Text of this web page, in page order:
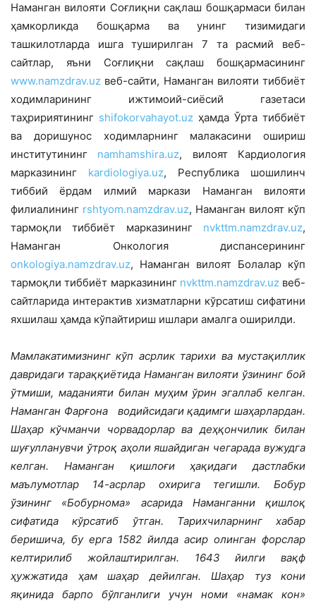
Наманган вилояти Соғлиқни сақлаш бошқармаси билан
ҳамкорликда бошқарма ва унинг тизимидаги
ташкилотларда ишга туширилган 7 та расмий веб-
сайтлар, яъни Соғлиқни сақлаш бошқармасининг
www.namzdrav.uz веб-сайти, Наманган вилояти тиббиёт
ходимларининг ижтимоий-сиёсий газетаси
таҳририятининг shifokorvahayot.uz ҳамда Ўрта тиббиёт
ва доришунос ходимларнинг малакасини ошириш
институтининг namhamshira.uz, вилоят Кардиология
марказининг kardiologiya.uz, Республика шошилинч
тиббий ёрдам илмий маркази Наманган вилояти
филиалининг rshtyom.namzdrav.uz, Наманган вилоят кўп
тармоқли тиббиёт марказининг nvkttm.namzdrav.uz,
Наманган Онкология диспансерининг
onkologiya.namzdrav.uz, Наманган вилоят Болалар кўп
тармоқли тиббиёт марказининг nvkttm.namzdrav.uzвеб-
сайтларида интерактив хизматларни кўрсатиш сифатини
яхшилаш ҳамда кўпайтириш ишлари амалга оширилди.
Мамлакатимизнинг кўп асрлик тарихи ва мустақиллик
давридаги тараққиётида Наманган вилояти ўзининг бой
ўтмиши, маданияти билан муҳим ўрин эгаллаб келган.
Наманган Фарғона водийсидаги қадимги шаҳарлардан.
Шаҳар кўчманчи чорвадорлар ва деҳқончилик билан
шуғулланувчи ўтроқ аҳоли яшайдиган чегарада вужудга
келган. Наманган қишлоғи ҳақидаги дастлабки
маълумотлар 14-асрлар охирига тегишли. Бобур
ўзининг «Бобурнома» асарида Наманганни қишлоқ
сифатида кўрсатиб ўтган. Тарихчиларнинг хабар
беришича, бу ерга 1582 йилда асир олинган форслар
келтирилиб жойлаштирилган. 1643 йилги вақф
ҳужжатида ҳам шаҳар дейилган. Шаҳар туз кони
яқинида барпо бўлганлиги учун номи «намак кон»